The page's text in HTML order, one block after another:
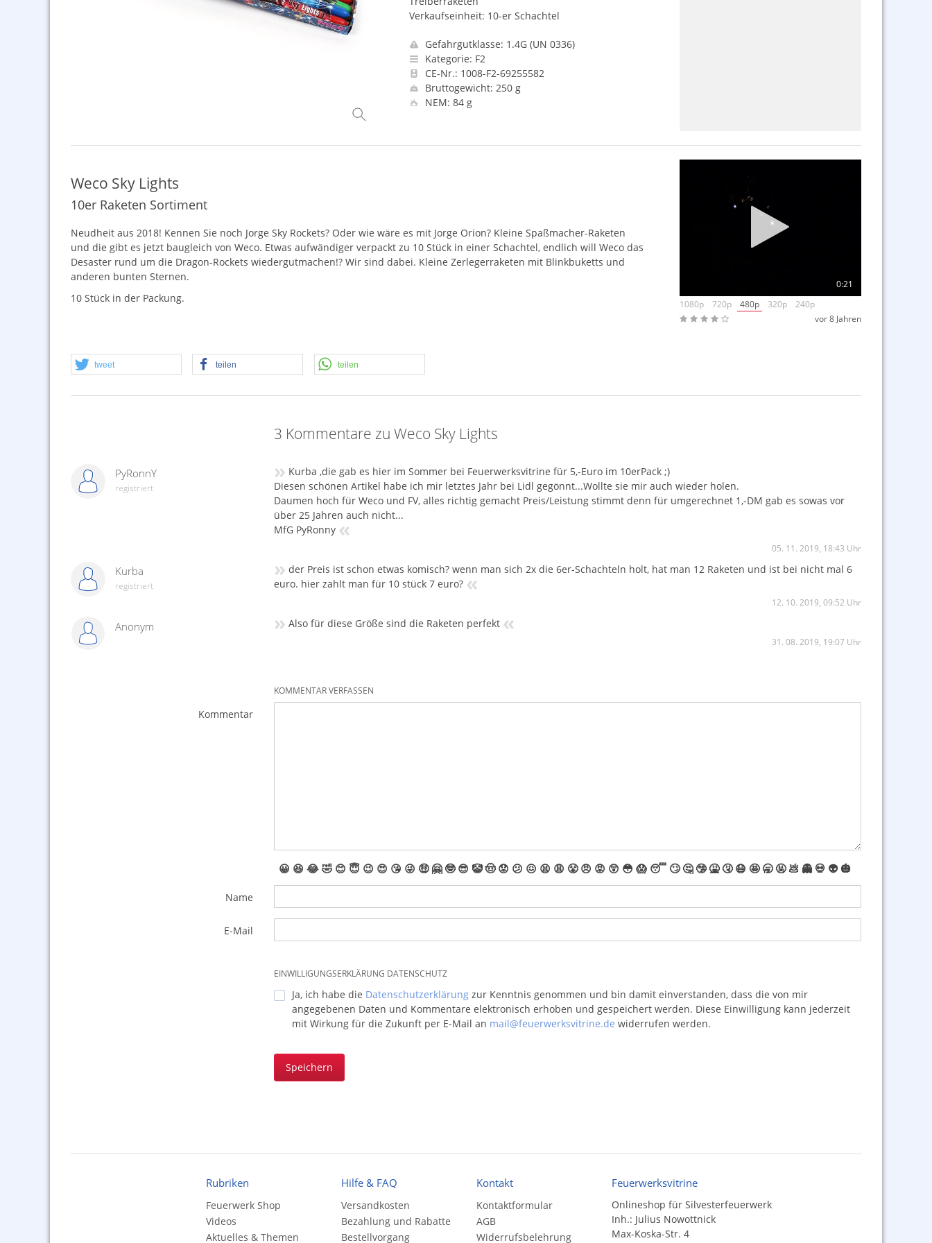
Verkaufseinheit: 10-er Schachtel
Gefahrgutklasse: 1.4G (UN 0336)
Kategorie: F2
CE-Nr.: 1008-F2-69255582
Bruttogewicht: 250 g
NEM: 84 g
Weco Sky Lights
10er Raketen Sortiment
Neudheit aus 2018! Kennen Sie noch Jorge Sky Rockets? Oder wie wäre es mit Jorge Orion? Kleine Spaßmacher-Raketen
und die gibt es jetzt baugleich von Weco. Etwas aufwändiger verpackt zu 10 Stück in einer Schachtel, endlich will Weco das
Desaster rund um die Dragon-Rockets wiedergutmachen!? Wir sind dabei. Kleine Zerlegerraketen mit Blinkbuketts und
anderen bunten Sternen.
10 Stück in der Packung.
tweet teilen teilen
0:21
1080p
720p 480p 320p
240p
vor 8 Jahren
3 Kommentare zu Weco Sky Lights
PyRonnY
registriert
» Kurba ,die gab es hier im Sommer bei Feuerwerksvitrine für 5,-Euro im 10erPack ;)
Diesen schönen Artikel habe ich mir letztes Jahr bei Lidl gegönnt...Wollte sie mir auch wieder holen.
Daumen hoch für Weco und FV, alles richtig gemacht Preis/Leistung stimmt denn für umgerechnet 1,-DM gab es sowas vor
über 25 Jahren auch nicht...
MfG PyRonny «
05. 11. 2019, 18:43 Uhr
Kurba
registriert
» der Preis ist schon etwas komisch? wenn man sich 2x die 6er-Schachteln holt, hat man 12 Raketen und ist bei nicht mal 6
euro. hier zahlt man für 10 stück 7 euro? «
12. 10. 2019, 09:52 Uhr
Anonym » Also für diese Größe sind die Raketen perfekt «
31. 08. 2019, 19:07 Uhr
KOMMENTAR VERFASSEN
Kommentar
😀 😆 😂🤣 😊 😇 😉 😍 😘 😜 🤑 🤗 🤓 😎 🤡🤠 😟 😕 😖 😫 😩 😤 😠 😡 😲 😳 😱 😴 🙄 🤔 🤥 🤮 🤧 😷 🤩 🥱 🤬 💩 👻 💀 👽 🎃
Name
E-Mail
EINWILLIGUNGSERKLÄRUNG DATENSCHUTZ
Ja, ich habe die Datenschutzerklärungzur Kenntnis genommen und bin damit einverstanden, dass die von mir
angegebenen Daten und Kommentare elektronisch erhoben und gespeichert werden. Diese Einwilligung kann jederzeit
mit Wirkung für die Zukunft per E-Mail an mail@feuerwerksvitrine.de widerrufen werden.
Speichern
Rubriken
Feuerwerk Shop
Videos
Aktuelles & Themen
Hilfe & FAQ
Versandkosten
Bezahlung und Rabatte
Bestellvorgang
Kontakt
Kontaktformular
AGB
Widerrufsbelehrung
Feuerwerksvitrine
Onlineshop für Silvesterfeuerwerk
Inh.: Julius Nowottnick
Max-Koska-Str. 4